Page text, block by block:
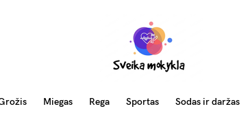
Miegas Rega Sportas Sodas ir daržas